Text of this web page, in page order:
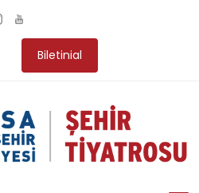
Biletinial